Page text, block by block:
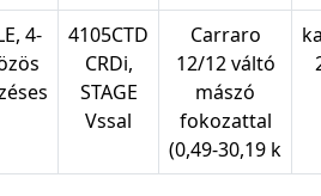
4-
4105CTD
CRDi,
STAGE
Vssal
Carraro
12/12 váltó
mászó
fokozattal
(0,49-30,19 k